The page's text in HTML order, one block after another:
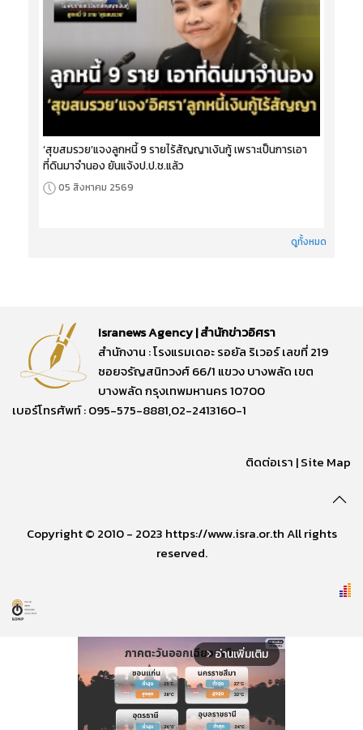
‘สุขสมรวย’แจงลูกหนี้ 9 รายไร้สัญญาเงินกู้ เพราะเป็นการเอา
ที่ดินมาจำนอง ยันแจ้งป.ป.ช.แล้ว
05 สิงหาคม 2569
ดูทั้งหมด
Isranews Agency | สำนักข่าวอิศรา
สำนักงาน : โรงแรมเดอะ รอยัล ริเวอร์ เลขที่ 219
ซอยจรัญสนิทวงศ์ 66/1 แขวง บางพลัด เขต
บางพลัด กรุงเทพมหานคร 10700
เบอร์โทรศัพท์ : 095-575-8881,02-2413160-1
ติดต่อเรา |Site Map
Copyright © 2010 - 2023 https://www.isra.or.th All rights
reserved.
arrow_forward_ios อ่านเพิ่มเติม